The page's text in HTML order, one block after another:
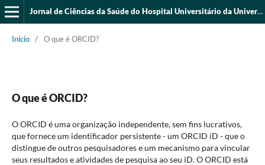
Jornal de Ciências da Saúde do Hospital Universitário da Universidade Federal do Piauí
Início / O que é ORCID?
O que é ORCID?
O ORCID é uma organização independente, sem fins lucrativos,
que fornece um identificador persistente - um ORCID iD - que o
distingue de outros pesquisadores e um mecanismo para vincular
seus resultados e atividades de pesquisa ao seu iD. O ORCID está